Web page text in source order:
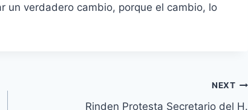
un verdadero cambio, porque el cambio, lo
NEXT
Rinden Protesta Secretario del H.